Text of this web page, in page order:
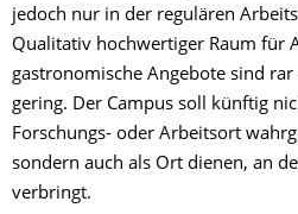
jedoch nur in der regulären
Qualitativ hochwertiger Raum für
gastronomische Angebote sind
gering. Der Campus soll künftig
Forschungs- oder Arbeitsort
sondern auch als Ort dienen, an
verbringt.